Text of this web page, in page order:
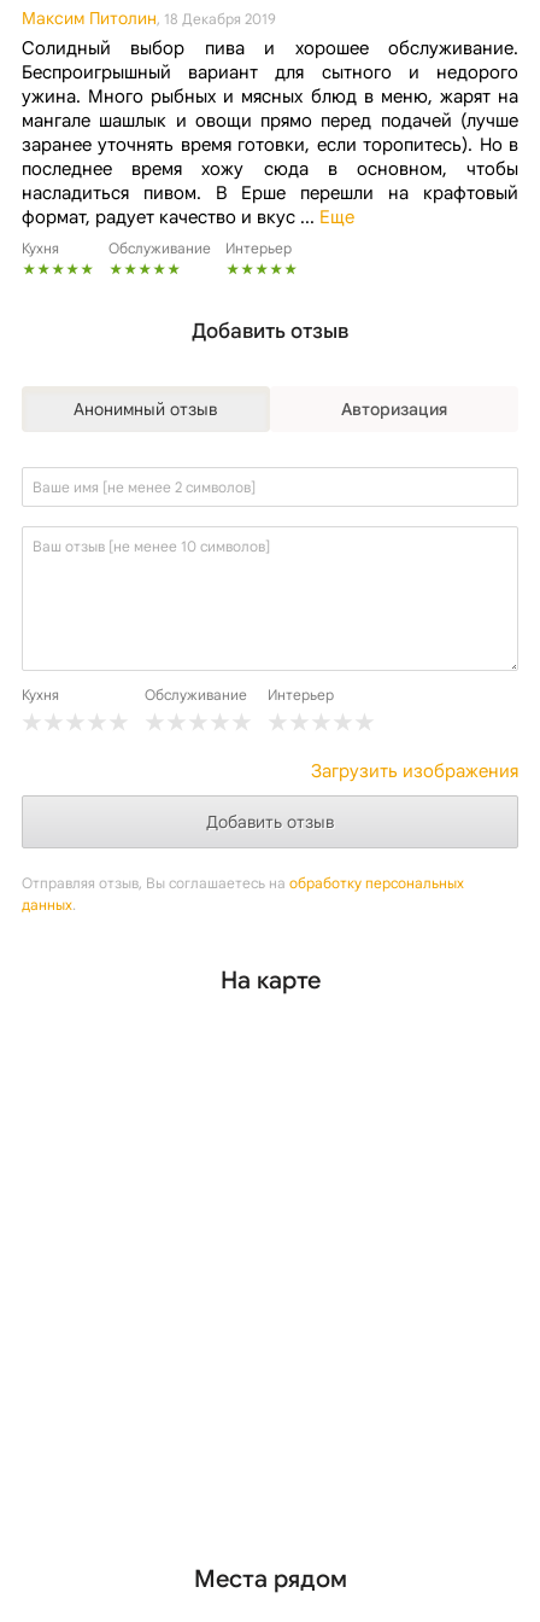
Максим Питолин, 18 Декабря 2019
Солидный выбор пива и хорошее обслуживание.
Беспроигрышный вариант для сытного и недорого
ужина. Много рыбных и мясных блюд в меню, жарят на
мангале шашлык и овощи прямо перед подачей (лучше
заранее уточнять время готовки, если торопитесь). Но в
последнее время хожу сюда в основном, чтобы
насладиться пивом. В Ерше перешли на крафтовый
формат, радует качество и вкус... Еще
Кухня Обслуживание Интерьер
Добавить отзыв
Анонимный отзыв Авторизация
Кухня Обслуживание Интерьер
Загрузить изображения
Отправляя отзыв, Вы соглашаетесь на обработку персональных
данных.
На карте
Места рядом